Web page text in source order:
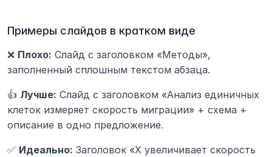
Примеры слайдов в кратком виде
❌ Плохо: Слайд с заголовком «Методы»,
заполненный сплошным текстом абзаца.
👍 Лучше: Слайд с заголовком «Анализ единичных
клеток измеряет скорость миграции» + схема +
описание в одно предложение.
✅ Идеально: Заголовок «X увеличивает скорость